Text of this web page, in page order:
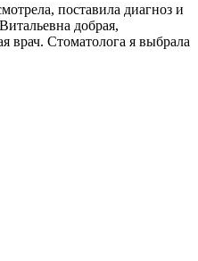
поставила диагноз и
добрая,
врач. Стоматолога я выбрала